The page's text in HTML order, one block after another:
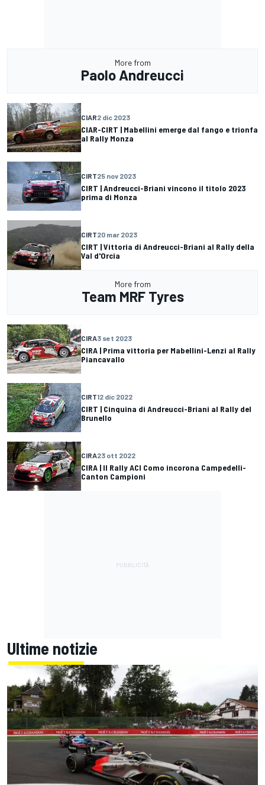
More from
Paolo Andreucci
CIAR2 dic 2023
CIAR-CIRT | Mabellini emerge dal fango e trionfa
al Rally Monza
CIRT25 nov 2023
CIRT | Andreucci-Briani vincono il titolo 2023
prima di Monza
CIRT20 mar 2023
CIRT | Vittoria di Andreucci-Briani al Rally della
Val d'Orcia
More from
Team MRF Tyres
CIRA3 set 2023
CIRA | Prima vittoria per Mabellini-Lenzi al Rally
Piancavallo
CIRT12 dic 2022
CIRT | Cinquina di Andreucci-Briani al Rally del
Brunello
CIRA23 ott 2022
CIRA | Il Rally ACI Como incorona Campedelli-
Canton Campioni
Ultime notizie